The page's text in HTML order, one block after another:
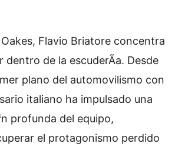
Flavio Briatore concentra
dentro de la escuderÃ­a. Desde
plano del automovilismo con
italiano ha impulsado una
profunda del equipo,
el protagonismo perdido